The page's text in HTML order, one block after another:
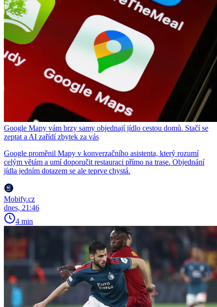
Google Mapy vám brzy samy objednají jídlo cestou domů. Stačí se
zeptat a AI zařídí zbytek za vás
Google proměnil Mapy v konverzačního asistenta, který rozumí
celým větám a umí doporučit restauraci přímo na trase. Objednání
jídla jedním dotazem se ale teprve chystá.
Mobify.cz
dnes, 21:46
4 min